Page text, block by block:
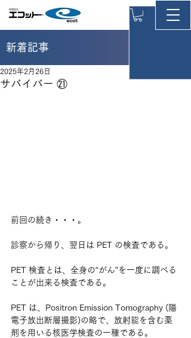
新着記事
サバイバー ㉑
2025年2月26日
前回の続き・・・。
診察から帰り、翌日は PET の検査である。
PET 検査とは、全身の“がん”を一度に調べる
ことが出来る検査である。
PET は、Positron Emission Tomography (陽
電子放出断層撮影)の略で、放射能を含む薬
剤を用いる核医学検査の一種である。